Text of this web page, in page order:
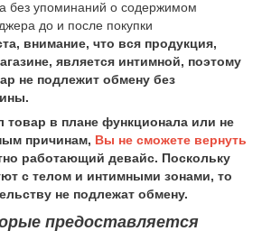
без упоминаний о содержимом
до и после покупки
внимание, что вся продукция,
является интимной, поэтому
не подлежит обмену без
товар в плане функционала или не
причинам, Вы не сможете вернуть
работающий девайс. Поскольку
с телом и интимными зонами, то
не подлежат обмену.
предоставляется